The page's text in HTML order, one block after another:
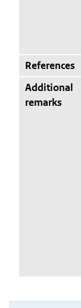
References
Additional
remarks